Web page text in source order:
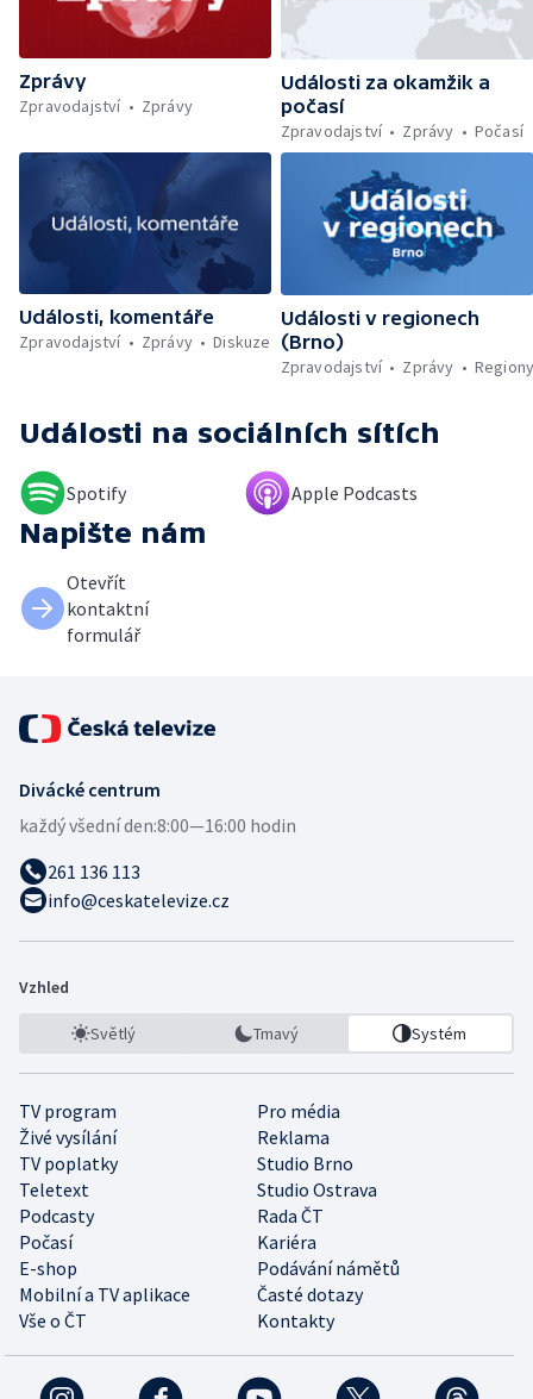
léčbu rakoviny prsu — Sev.en už nehodlá
darovat peníze ušetřené za rekultivaci —
Wales nepodpoří Infantina do vedení FIFA —
Rozkol turecké opozice — Dokončená
rekonstrukce křižovatky Mileta — Problémy
se zřizováním dětských skupin — První
člověk, který přeplaval Baltské moře —
Práce v zemědělství během vysokých
teplot — Tvůrčí přestávka Ariany Grande —
Přemnožení krokodýlů na Borneu — Český
hlas ve vesmíru
Zprávy
Zpravodajství
Zprávy
Události za okamžik a
počasí
Zpravodajství
Zprávy Počasí
Události, komentáře
Zpravodajství
Zprávy Diskuze
Události v regionech
(Brno)
Zpravodajství
Zprávy
Události na sociálních sítích
Spotify Apple Podcasts
Napište nám
Otevřít
kontaktní
formulář
Divácké centrum
každý všední den:8:00—16:00 hodin
261 136 113
info@ceskatelevize.cz
Vzhled
Světlý Tmavý Systém
TV program
Pro média
Živé vysílání
Reklama
TV poplatky
Studio Brno
Teletext
Studio Ostrava
Podcasty
Rada ČT
Počasí
Kariéra
E-shop
Podávání námětů
Mobilní a TV aplikace
Časté dotazy
Vše o ČT
Kontakty